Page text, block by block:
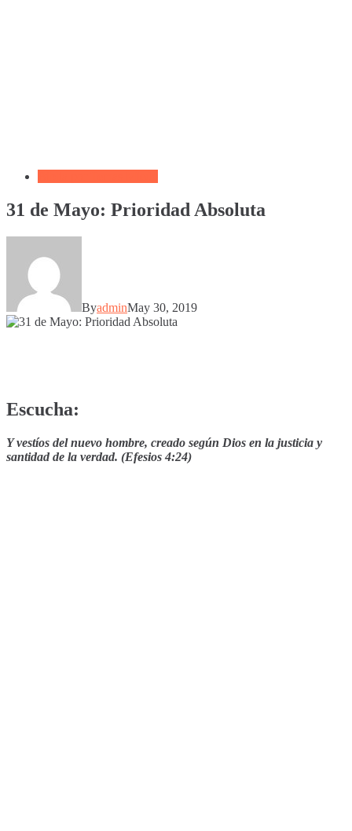
31 de Mayo: Prioridad Absoluta
ByadminMay 30, 2019
Escucha:
Y vestíos del nuevo hombre, creado según Dios en la justicia y
santidad de la verdad. (Efesios 4:24)